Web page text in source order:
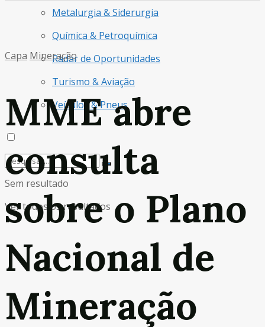
Metalurgia & Siderurgia
Química & Petroquímica
Radar de Oportunidades
Turismo & Aviação
Veículos & Pneus
Sem resultado
Ver todos os resultados
Capa Mineração
MME abre
consulta
sobre o Plano
Nacional de
Mineração